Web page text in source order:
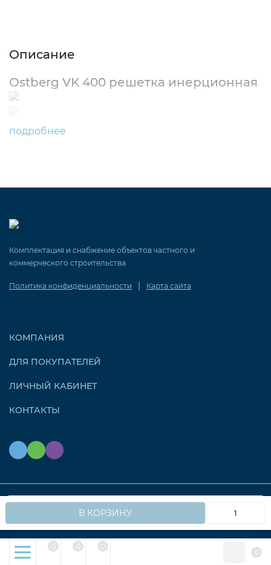
В КОРЗИНУ
Описание
Ostberg VK 400 решетка инерционная
подробнее
Комплектация и снабжение объектов частного и
коммерческого строительства
Политика конфиденциальности | Карта сайта
КОМПАНИЯ
ДЛЯ ПОКУПАТЕЛЕЙ
ЛИЧНЫЙ КАБИНЕТ
КОНТАКТЫ
быстрее для вас.